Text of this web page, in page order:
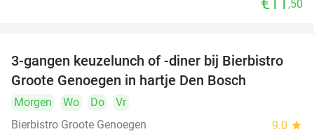
,50
41%
3-gangen keuzelunch of -diner bij Bierbistro
Groote Genoegen in hartje Den Bosch
Morgen Wo Do
Vr
Bierbistro Groote Genoegen
9.0 star